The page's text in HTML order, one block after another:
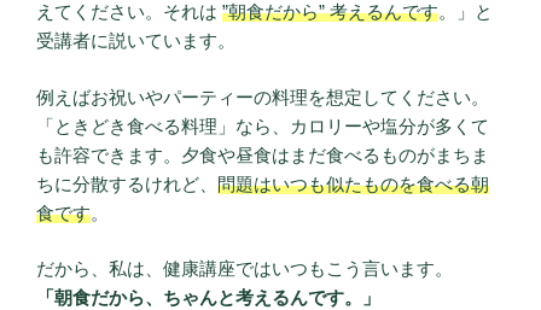
えてください。それは ”朝食だから” 考えるんです。」と
受講者に説いています。
例えばお祝いやパーティーの料理を想定してください。
「ときどき食べる料理」なら、カロリーや塩分が多くて
も許容できます。夕食や昼食はまだ食べるものがまちま
ちに分散するけれど、 問題はいつも似たものを食べる朝
食です。
だから、私は、健康講座ではいつもこう言います。
「朝食だから、ちゃんと考えるんです。」